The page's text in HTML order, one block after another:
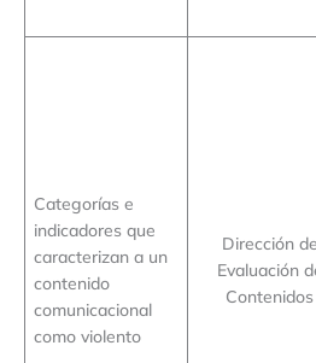
Categorías e
indicadores que
caracterizan a un
contenido
comunicacional
como violento
Dirección de
Evaluación
Contenidos